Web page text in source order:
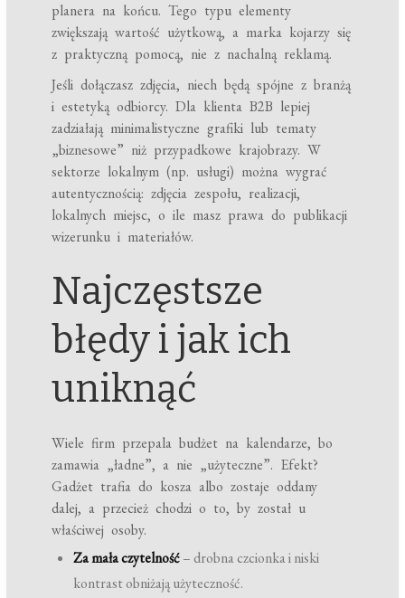
planera na końcu. Tego typu elementy
zwiększają wartość użytkową, a marka kojarzy się
z praktyczną pomocą, nie z nachalną reklamą.
Jeśli dołączasz zdjęcia, niech będą spójne z branżą
i estetyką odbiorcy. Dla klienta B2B lepiej
zadziałają minimalistyczne grafiki lub tematy
„biznesowe” niż przypadkowe krajobrazy. W
sektorze lokalnym (np. usługi) można wygrać
autentycznością: zdjęcia zespołu, realizacji,
lokalnych miejsc, o ile masz prawa do publikacji
wizerunku i materiałów.
Najczęstsze
błędy i jak ich
uniknąć
Wiele firm przepala budżet na kalendarze, bo
zamawia „ładne”, a nie „użyteczne”. Efekt?
Gadżet trafia do kosza albo zostaje oddany
dalej, a przecież chodzi o to, by został u
właściwej osoby.
Za mała czytelność– drobna czcionka i niski
kontrast obniżają użyteczność.